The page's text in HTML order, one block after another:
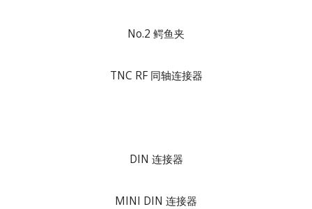
No.2 鳄鱼夹
TNC RF 同轴连接器
DIN 连接器
MINI DIN 连接器